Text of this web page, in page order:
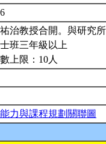
治教授合開。與研究
班三年級以上
上限：10人
力與課程規劃關聯圖